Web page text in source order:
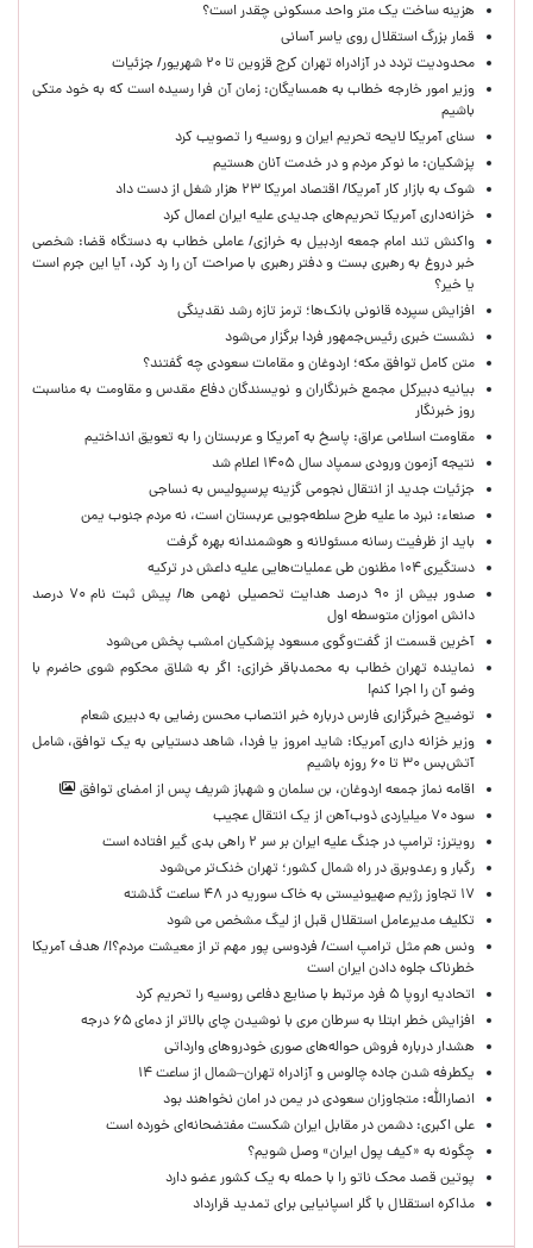
هزینه ساخت یک متر واحد مسکونی چقدر است؟
قمار بزرگ استقلال روی یاسر آسانی
محدودیت تردد در آزادراه تهران کرج قزوین تا ۲۰ شهریور/ جزئیات
وزیر امور خارجه خطاب به همسایگان: زمان آن فرا رسیده است که به خود متکی
باشیم
سنای آمریکا لایحه تحریم ایران و روسیه را تصویب کرد
پزشکیان: ما نوکر مردم و در خدمت آنان هستیم
شوک به بازار کار آمریکا/ اقتصاد امریکا ۲۳ هزار شغل از دست داد
خزانه‌داری آمریکا تحریم‌های جدیدی علیه ایران اعمال کرد
واکنش تند امام جمعه اردبیل به خرازی/ عاملی خطاب به دستگاه قضا: شخصی
خبر دروغ به رهبری بست و دفتر رهبری با صراحت آن را رد کرد، آیا این جرم است
یا خیر؟
افزایش سپرده قانونی بانک‌ها؛ ترمز تازه رشد نقدینگی
نشست خبری رئیس‌جمهور فردا برگزار می‌شود
متن کامل توافق مکه؛ اردوغان و مقامات سعودی چه گفتند؟
بیانیه دبیرکل مجمع خبرنگاران و نویسندگان دفاع مقدس و مقاومت به مناسبت
روز خبرنگار
مقاومت اسلامی عراق: پاسخ به آمریکا و عربستان را به تعویق انداختیم
نتیجه آزمون ورودی سمپاد سال ۱۴۰۵ اعلام شد
جزئیات جدید از انتقال نجومی گزینه پرسپولیس به نساجی
صنعاء: نبرد ما علیه طرح سلطه‌جویی عربستان است، نه مردم جنوب یمن
باید از ظرفیت رسانه مسئولانه و هوشمندانه بهره گرفت
دستگیری ۱۰۴ مظنون طی عملیات‌هایی علیه داعش در ترکیه
صدور بیش از ۹۰ درصد هدایت تحصیلی نهمی ها/ پیش ثبت نام ۷۰ درصد
دانش اموزان متوسطه اول
آخرین قسمت از گفت‌وگوی مسعود پزشکیان امشب پخش می‌شود
نماینده تهران خطاب به محمدباقر خرازی: اگر به شلاق محکوم شوی حاضرم با
وضو آن را اجرا کنم!
توضیح خبرگزاری فارس درباره خبر انتصاب محسن رضایی به دبیری شعام
وزیر خزانه داری آمریکا: شاید امروز یا فردا، شاهد دستیابی به یک توافق، شامل
آتش‌بس ۳۰ تا ۶۰ روزه باشیم
اقامه نماز جمعه اردوغان، بن ‌سلمان و شهباز شریف پس از امضای توافق
سود ۷۰ میلیاردی ذوب‌آهن از یک انتقال عجیب
رویترز: ترامپ در جنگ علیه ایران بر سر ۲ راهی بدی گیر افتاده است
رگبار و رعدوبرق در راه شمال کشور؛ تهران خنک‌تر می‌شود
۱۷ تجاوز رژیم صهیونیستی به خاک سوریه در ۴۸ ساعت گذشته
تکلیف مدیرعامل استقلال قبل از لیگ مشخص می شود
ونس هم مثل ترامپ است/ فردوسی پور مهم تر از معیشت مردم؟!/ هدف آمریکا
خطرناک جلوه دادن ایران است
اتحادیه اروپا ۵ فرد مرتبط با صنایع دفاعی روسیه را تحریم کرد
افزایش خطر ابتلا به سرطان مری با نوشیدن چای بالاتر از دمای ۶۵ درجه
هشدار درباره فروش حواله‌های صوری خودروهای وارداتی
یکطرفه شدن جاده چالوس و آزادراه تهران–شمال از ساعت ۱۴
انصارالله: متجاوزان سعودی در یمن در امان نخواهند بود
علی اکبری: دشمن در مقابل ایران شکست مفتضحانه‌ای خورده است
چگونه به «کیف پول ایران» وصل شویم؟
پوتین قصد محک ناتو را با حمله به یک کشور عضو دارد
مذاکره استقلال با گلر اسپانیایی برای تمدید قرارداد